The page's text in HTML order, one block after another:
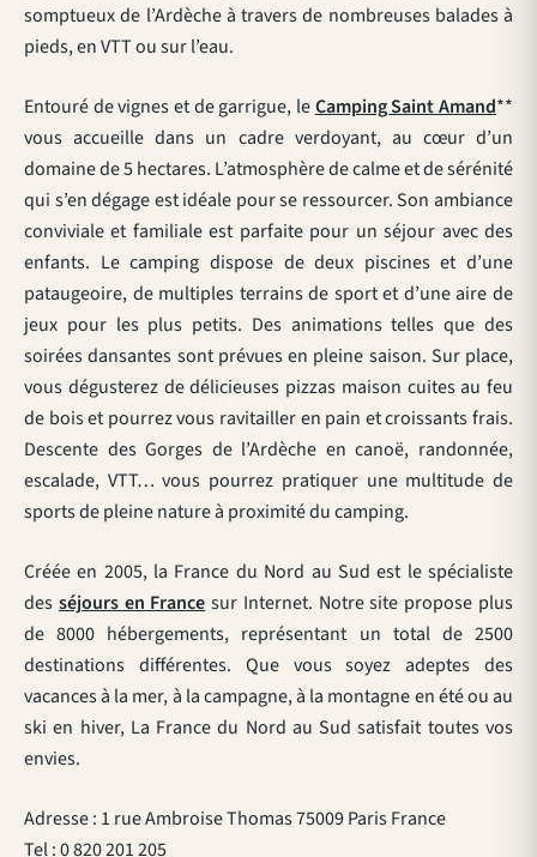
somptueux de l’Ardèche à travers de nombreuses balades à
pieds, en VTT ou sur l’eau.
Entouré de vignes et de garrigue, leCamping Saint Amand**
vous accueille dans un cadre verdoyant, au cœur d’un
domaine de 5 hectares. L’atmosphère de calme et de sérénité
qui s’en dégage est idéale pour se ressourcer. Son ambiance
conviviale et familiale est parfaite pour un séjour avec des
enfants. Le camping dispose de deux piscines et d’une
pataugeoire, de multiples terrains de sport et d’une aire de
jeux pour les plus petits. Des animations telles que des
soirées dansantes sont prévues en pleine saison. Sur place,
vous dégusterez de délicieuses pizzas maison cuites au feu
de bois et pourrez vous ravitailler en pain et croissants frais.
Descente des Gorges de l’Ardèche en canoë, randonnée,
escalade, VTT… vous pourrez pratiquer une multitude de
sports de pleine nature à proximité du camping.
Créée en 2005, la France du Nord au Sud est le spécialiste
des séjours en France sur Internet. Notre site propose plus
de 8000 hébergements, représentant un total de 2500
destinations différentes. Que vous soyez adeptes des
vacances à la mer, à la campagne, à la montagne en été ou au
ski en hiver, La France du Nord au Sud satisfait toutes vos
envies.
Adresse : 1 rue Ambroise Thomas 75009 Paris France
Tel : 0 820 201 205